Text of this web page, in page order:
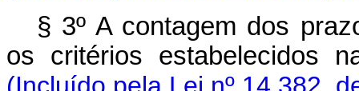
§ 3º A contagem dos
os critérios